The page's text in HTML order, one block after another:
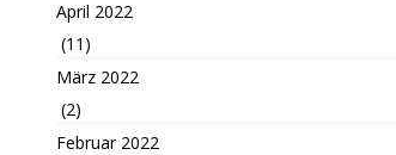
April 2022
(11)
März 2022
(2)
Februar 2022